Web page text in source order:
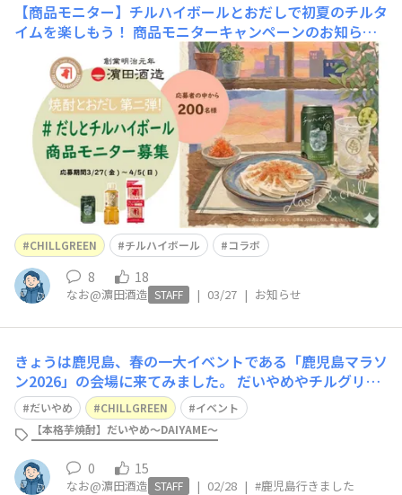
【商品モニター】チルハイボールとおだしで初夏のチルタ
イムを楽しもう！ ​商品モニターキャンペーンのお知ら
せ！​＼ 🍶濵田酒造×鰹節専門店にんべん🐟 ／​⁡​2024年の第
一弾「#焼酎とおだし」に続く、コラボ企画第2弾！👏前
回は、日本固有の伝統的な本格焼酎×和食の基本となる
「だし」の親和性をもとに初コラボ。SNSキャンペーンや
都内でのファンミーティングなど、とてもとても
CHILLGREEN チルハイボール コラボ
8 18
なお@濵田酒造 STAFF | 03/27 | お知らせ
きょうは鹿児島、春の一大イベントである「鹿児島マラソ
ン2026」の会場に来てみました。 だいやめやチルグリの
ハイボール✨ またマラソン限定ラベルのオリジナル焼酎
や、ことしの干支の午ボトルも限定登場しています。🐎
2/28と3/1は鹿児島市中央公園、 3/1はセンテラス鹿児島
の後夜祭まで🎉 後夜祭で
だいやめ CHILLGREEN
イベント
【本格芋焼酎】だいやめ～DAIYAME～
0 15
なお@濵田酒造 STAFF | 02/28 | #鹿児島行きました